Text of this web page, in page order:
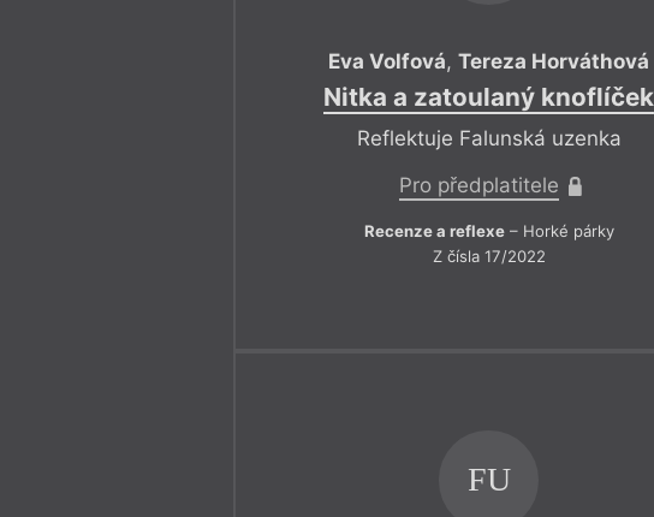
Eva Volfová,Tereza Horváthová
Nitka a zatoulaný knoflíček
Reflektuje Falunská uzenka
Pro předplatitele
Recenze a reflexe– Horké párky
Z čísla 17/2022
FU